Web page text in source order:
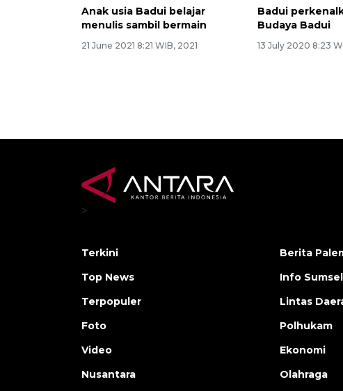
Anak usia Badui belajar
menulis sambil bermain
21 June 2021 8:21 WIB, 2021
Badui
Budaya Badui
13 July 2020 8:23
>
Terkini
Top News
Terpopuler
Foto
Video
Nusantara
Berita
Info Sumsel
Lintas
Polhukam
Ekonomi
Olahraga